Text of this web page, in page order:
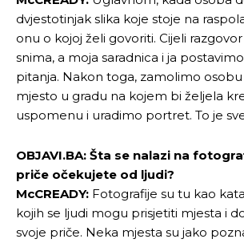
dvjestotinjak slika koje stoje na
onu o kojoj želi govoriti. Cijeli
snima, a moja saradnica i ja
pitanja. Nakon toga, zamolimo
mjesto u gradu na kojem bi željela
uspomenu i uradimo portret. To je
OBJAVI.BA: Šta se nalazi na
priče očekujete od ljudi?
McCREADY: Fotografije su tu kao
kojih se ljudi mogu prisjetiti mjesta i
svoje priče. Neka mjesta su jako